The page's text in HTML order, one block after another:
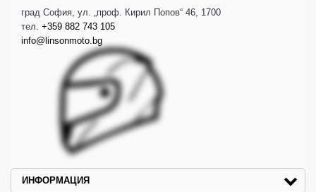
град София, ул. „проф. Кирил Попов“ 46, 1700
тел. +359 882 743 105
info@linsonmoto.bg
ИНФОРМАЦИЯ